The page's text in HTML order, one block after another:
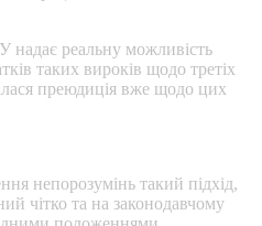
реальну можливість
таких вироків щодо третіх
преюдиція вже щодо цих
непорозумінь такий підхід,
чітко та на законодавчому